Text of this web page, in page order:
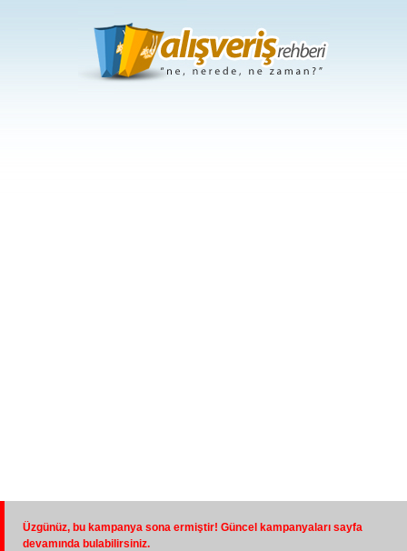
Üzgünüz, bu kampanya sona ermiştir! Güncel kampanyaları sayfa
devamında bulabilirsiniz.